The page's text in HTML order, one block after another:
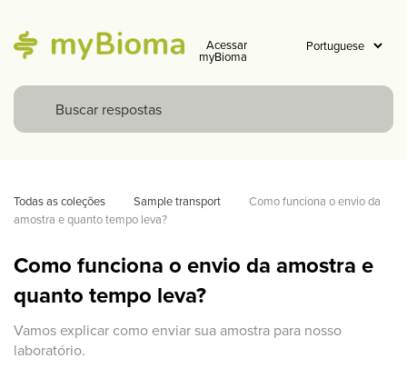
Acessar
myBioma
Todas as coleções Sample transport
Como funciona o envio da
amostra e quanto tempo leva?
Como funciona o envio da amostra e
quanto tempo leva?
Vamos explicar como enviar sua amostra para nosso
laboratório.